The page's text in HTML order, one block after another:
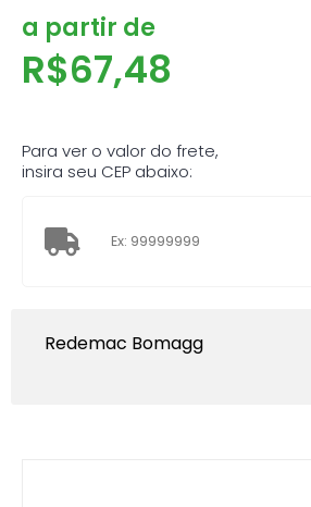
a partir de
R$67,48
Para ver o valor do frete,
insira seu CEP abaixo:
Redemac Bomagg